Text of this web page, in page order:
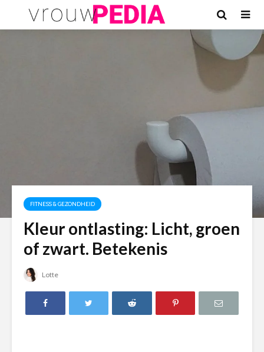
FITNESS & GEZONDHEID
Kleur ontlasting: Licht, groen
of zwart. Betekenis
Lotte